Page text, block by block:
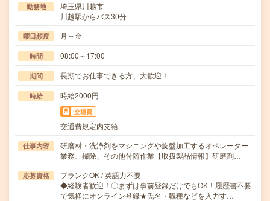
勤務地
埼玉県川越市
川越駅からバス30分
曜日頻度 月～金
時間 08:00～17:00
期間 長期でお仕事できる方、大歓迎！
時給 時給2000円
交通費
交通費規定内支給
仕事内容
研磨材・洗浄剤をマシニングや旋盤加工するオペレーター
業務、掃除、その他付随作業【取扱製品情報】研磨剤…
応募資格
ブランクOK / 英語力不要
◆経験者歓迎！〇まずは事前登録だけでもOK！履歴書不要
で気軽にオンライン登録★氏名・職種などを入力す…